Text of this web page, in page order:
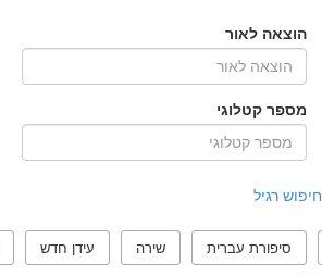
הוצאה לאור
מספר קטלוגי
חיפוש רגיל
סיפורת עברית שירה עידן חדש